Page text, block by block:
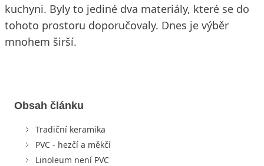
kuchyni. Byly to jediné dva materiály, které se do
tohoto prostoru doporučovaly. Dnes je výběr
mnohem širší.
Obsah článku
Tradiční keramika
PVC - hezčí a měkčí
Linoleum není PVC